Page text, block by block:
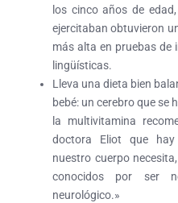
los cinco años de
ejercitaban obtuvieron
más alta en pruebas de
lingüísticas.
Lleva una dieta bien
bebé: un cerebro que se
la multivitamina
doctora Eliot que
nuestro cuerpo
conocidos por ser
neurológico.»